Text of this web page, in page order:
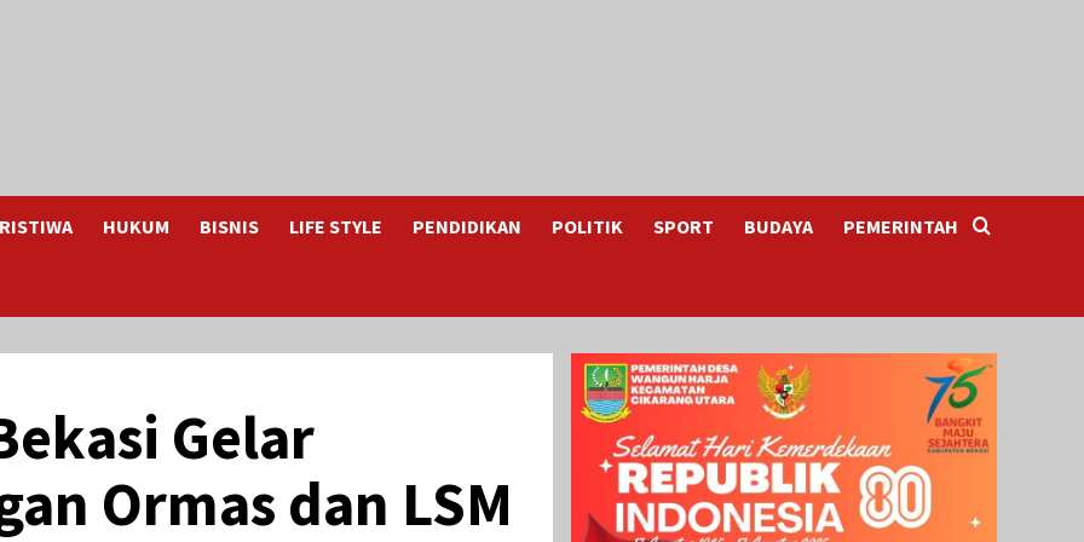
HUKUM BISNIS LIFE STYLE PENDIDIKAN POLITIK SPORT BUDAYA PEMERINTAH
Gelar
Ormas dan LSM